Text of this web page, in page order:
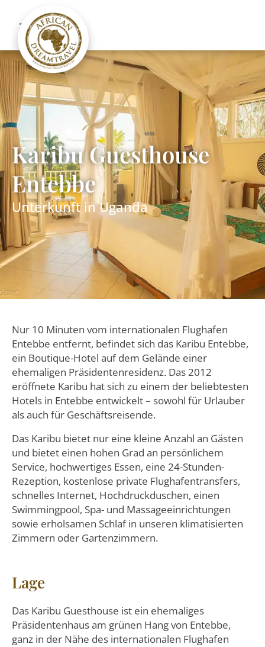
Karibu Guesthouse
Entebbe
Unterkunft inUganda
Nur 10 Minuten vom internationalen Flughafen
Entebbe entfernt, befindet sich das Karibu Entebbe,
ein Boutique-Hotel auf dem Gelände einer
ehemaligen Präsidentenresidenz. Das 2012
eröffnete Karibu hat sich zu einem der beliebtesten
Hotels in Entebbe entwickelt – sowohl für Urlauber
als auch für Geschäftsreisende.
Das Karibu bietet nur eine kleine Anzahl an Gästen
und bietet einen hohen Grad an persönlichem
Service, hochwertiges Essen, eine 24-Stunden-
Rezeption, kostenlose private Flughafentransfers,
schnelles Internet, Hochdruckduschen, einen
Swimmingpool, Spa- und Massageeinrichtungen
sowie erholsamen Schlaf in unseren klimatisierten
Zimmern oder Gartenzimmern.
Lage
Das Karibu Guesthouse ist ein ehemaliges
Präsidentenhaus am grünen Hang von Entebbe,
ganz in der Nähe des internationalen Flughafen